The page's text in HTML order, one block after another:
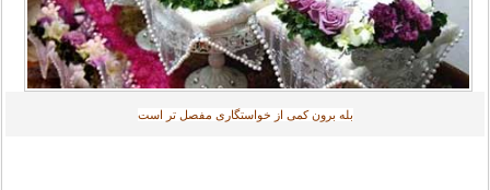
بله برون کمی از خواستگاری مفصل تر است